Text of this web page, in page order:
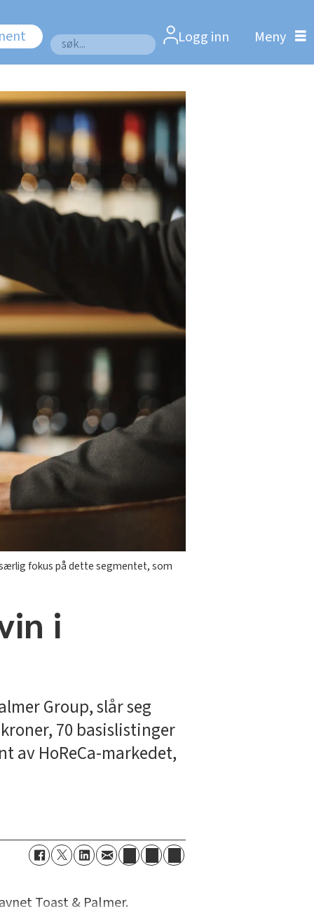
Søk
Logg inn
fokus på dette segmentet, som
i
Group, slår seg
70 basislistinger
av HoReCa-markedet,
Toast & Palmer.